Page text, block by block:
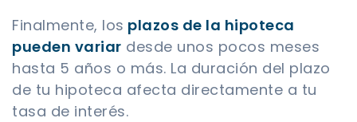
Finalmente, los plazos de la hipoteca
pueden variar desde unos pocos meses
hasta 5 años o más. La duración del plazo
de tu hipoteca afecta directamente a tu
tasa de interés.